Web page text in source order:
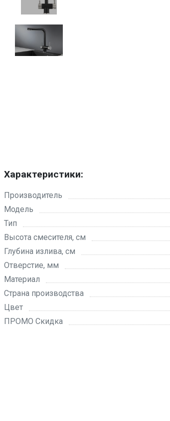
Характеристики:
Производитель
Модель
Тип
Высота смесителя, см
Глубина излива, см
Отверстие, мм
Материал
Страна производства
Цвет
ПРОМО Скидка